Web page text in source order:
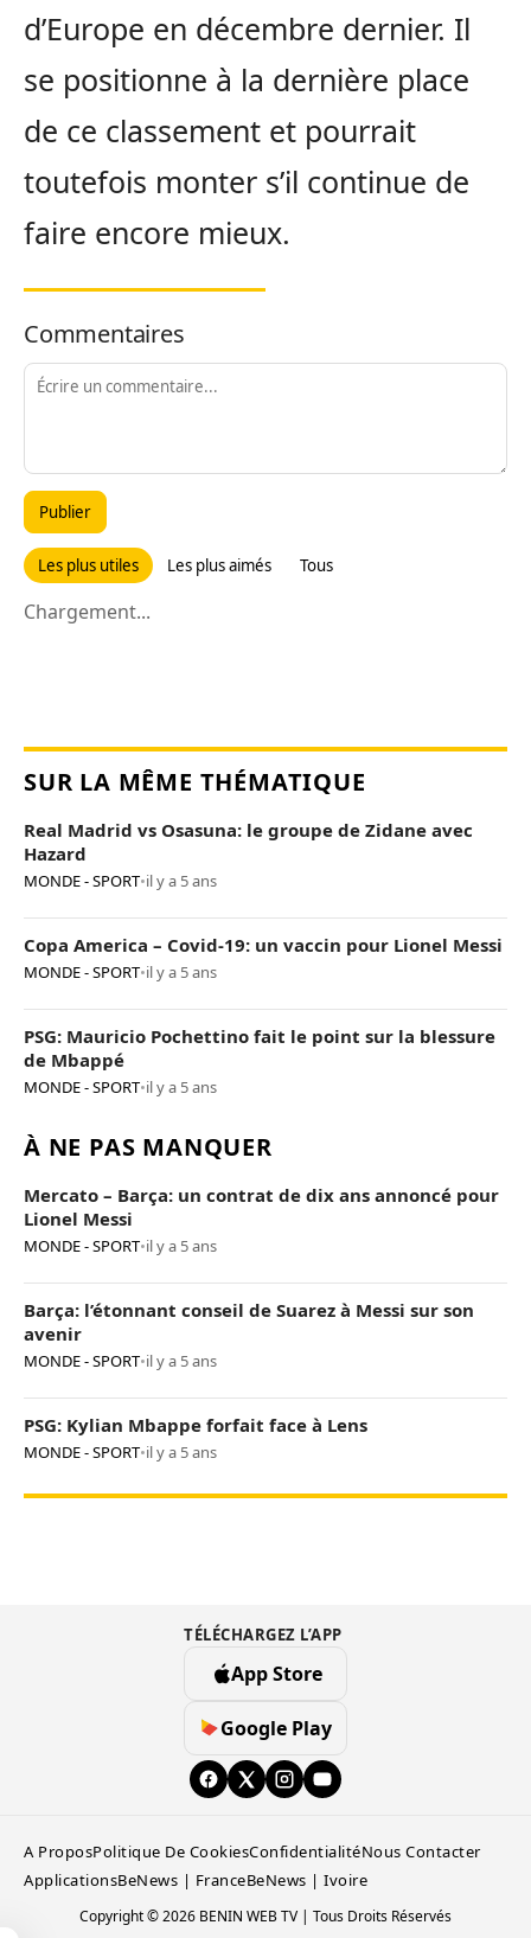
d’Europe en décembre dernier. Il
se positionne à la dernière place
de ce classement et pourrait
toutefois monter s’il continue de
faire encore mieux.
Commentaires
Publier
Les plus utiles Les plus aimés Tous
Chargement...
SUR LA MÊME THÉMATIQUE
Real Madrid vs Osasuna: le groupe de Zidane avec
Hazard
MONDE - SPORT•il y a 5 ans
Copa America – Covid-19: un vaccin pour Lionel Messi
MONDE - SPORT•il y a 5 ans
PSG: Mauricio Pochettino fait le point sur la blessure
de Mbappé
MONDE - SPORT•il y a 5 ans
À NE PAS MANQUER
Mercato – Barça: un contrat de dix ans annoncé pour
Lionel Messi
MONDE - SPORT•il y a 5 ans
Barça: l’étonnant conseil de Suarez à Messi sur son
avenir
MONDE - SPORT•il y a 5 ans
PSG: Kylian Mbappe forfait face à Lens
MONDE - SPORT•il y a 5 ans
TÉLÉCHARGEZ L’APP
App Store
Google Play
A ProposPolitique De CookiesConfidentialitéNous Contacter
ApplicationsBeNews | FranceBeNews | Ivoire
Copyright © 2026 BENIN WEB TV | Tous Droits Réservés